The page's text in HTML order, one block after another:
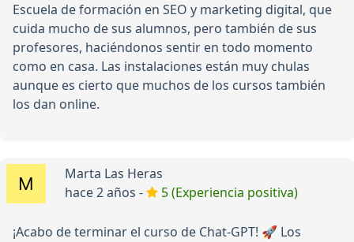
Escuela de formación en SEO y marketing digital, que
cuida mucho de sus alumnos, pero también de sus
profesores, haciéndonos sentir en todo momento
como en casa. Las instalaciones están muy chulas
aunque es cierto que muchos de los cursos también
los dan online.
Marta Las Heras
hace 2 años -
5 (Experiencia positiva)
¡Acabo de terminar el curso de Chat-GPT! 🚀 Los